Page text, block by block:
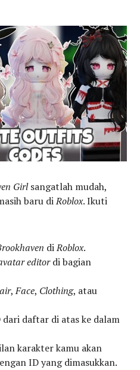
Girlsangatlah mudah,
baru diRoblox. Ikuti
diRoblox.
editordi bagian
,Face, Clothing, atau
dari daftar di atas ke dalam
karakter kamu akan
ID yang dimasukkan.